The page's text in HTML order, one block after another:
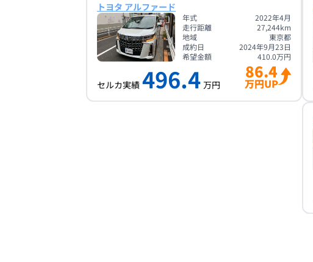
トヨタ アルファード
年式
2022年4月
走行距離
27,244km
地域
東京都
成約日
2024年9月23日
希望金額
410.0万円
セルカ実績 496.4 万円
86.4
万円UP